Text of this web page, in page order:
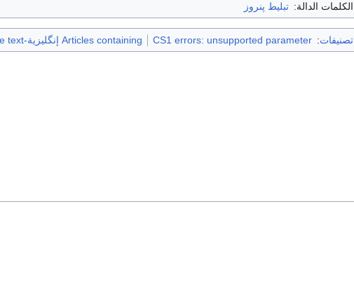
الكلمات الدالة: تبليط پنروز
تصنيفات:
CS1 errors: unsupported parameter Articles containing إنگليزية-language text